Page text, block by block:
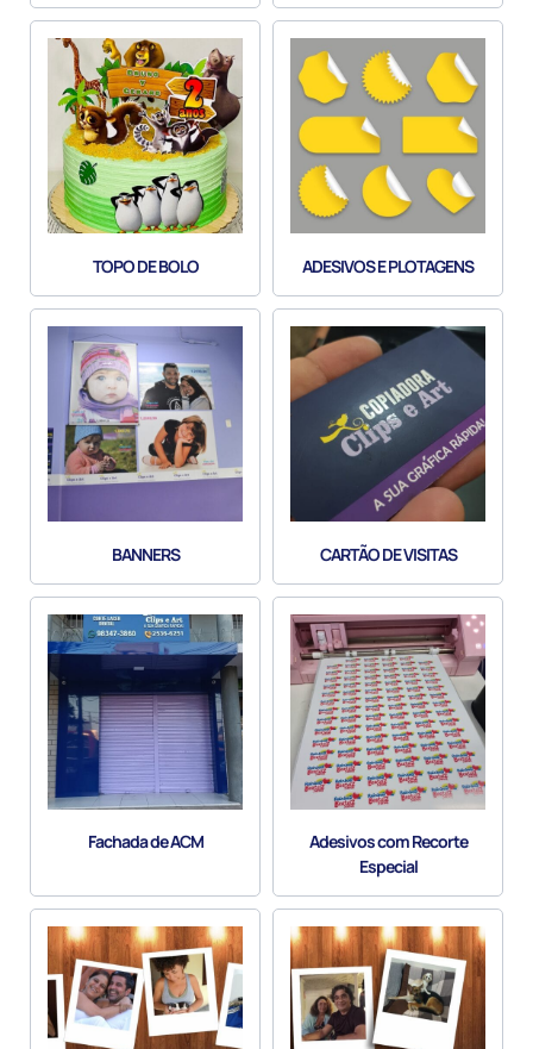
TOPO DE BOLO ADESIVOS E PLOTAGENS
BANNERS CARTÃO DE VISITAS
Fachada de ACM
Adesivos com Recorte
Especial